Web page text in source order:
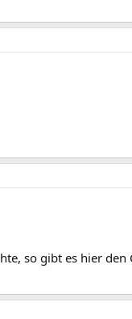
so gibt es hier den